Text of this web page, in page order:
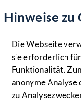
Hilfe
Benutzer
MENÜ
Hinweise zu
Die Webseite
sie erforderlich
Funktionalität.
anonyme
zu